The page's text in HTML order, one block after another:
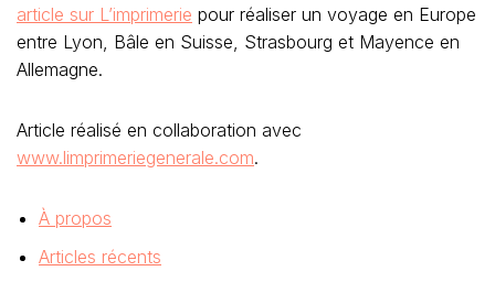
article sur L’imprimerie pour réaliser un voyage en Europe
entre Lyon, Bâle en Suisse, Strasbourg et Mayence en
Allemagne.
Article réalisé en collaboration avec
www.limprimeriegenerale.com.
À propos
Articles récents